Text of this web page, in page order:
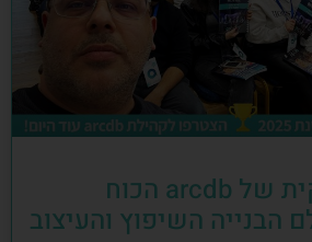
הקהילה העסקית של arcdb הכוח
הבנייה השיפוץ והעיצוב